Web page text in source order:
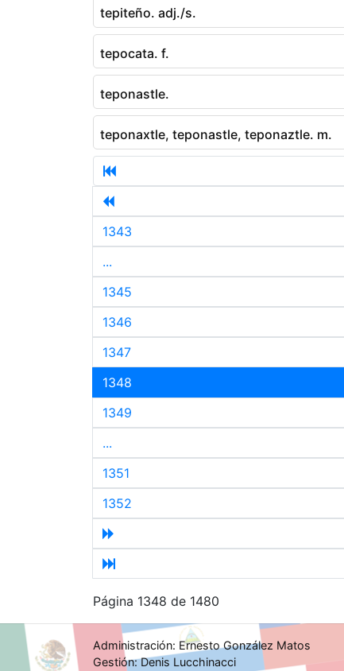
tepiteño. adj./s.
tepocata. f.
teponastle.
teponaxtle, teponastle, teponaztle. m.
1343
...
1345
1346
1347
1348
1349
...
1351
1352
Página 1348 de 1480
Administración: Ernesto González Matos
Gestión: Denis Lucchinacci